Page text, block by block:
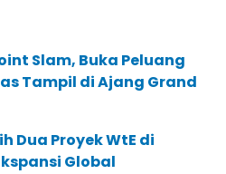
Slam, Buka Peluang
Tampil di Ajang Grand
Dua Proyek WtE di
Global